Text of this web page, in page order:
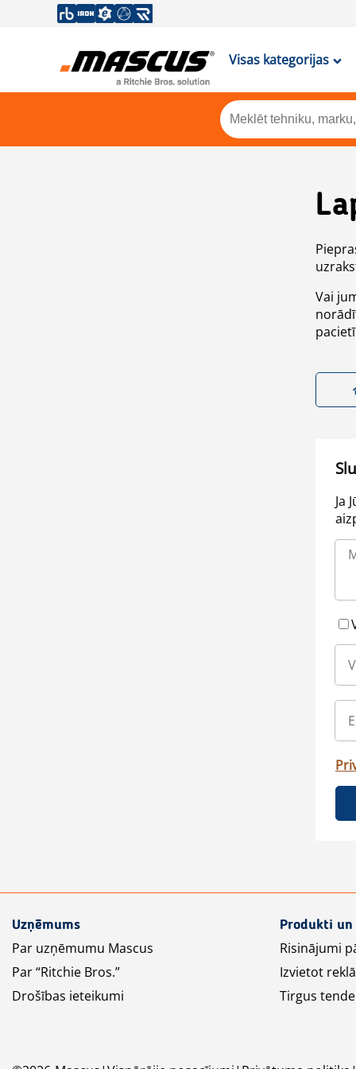
Visas kategorijas
Vai
Ja
Uzņēmums
Par uzņēmumu Mascus
Par “Ritchie Bros.”
Drošības ieteikumi
Produkti
Risinājumi
Izvietot
Tirgus